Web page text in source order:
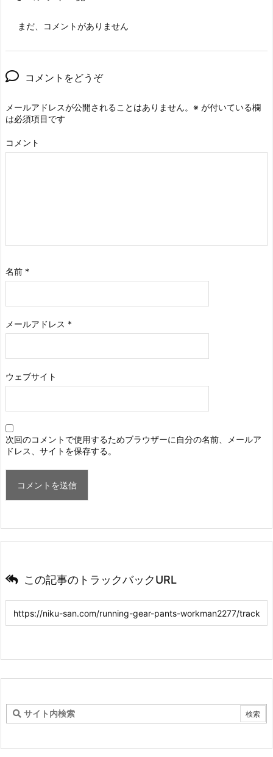
まだ、コメントがありません
コメントをどうぞ
メールアドレスが公開されることはありません。 ※ が付いている欄
は必須項目です
コメント
名前 *
メールアドレス *
ウェブサイト
次回のコメントで使用するためブラウザーに自分の名前、メールア
ドレス、サイトを保存する。
この記事のトラックバックURL